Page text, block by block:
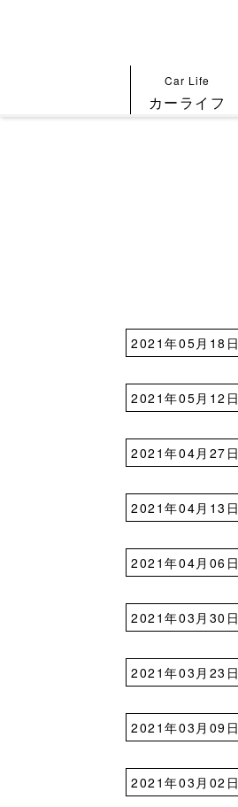
Car Life
カーライフ
2021年05月18日
2021年05月12日
2021年04月27日
2021年04月13日
2021年04月06日
2021年03月30日
2021年03月23日
2021年03月09日
2021年03月02日